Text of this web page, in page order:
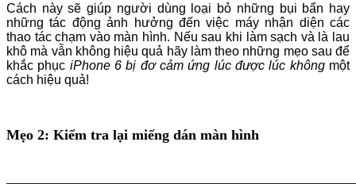
Cách này sẽ giúp người dùng loại bỏ những bụi bẩn hay
những tác động ảnh hưởng đến việc máy nhận diện các
thao tác chạm vào màn hình. Nếu sau khi làm sạch và là lau
khô mà vẫn không hiệu quả hãy làm theo những mẹo sau để
khắc phục iPhone 6 bị đơ cảm ứng lúc được lúc khôngmột
cách hiệu quả!
Mẹo 2: Kiểm tra lại miếng dán màn hình